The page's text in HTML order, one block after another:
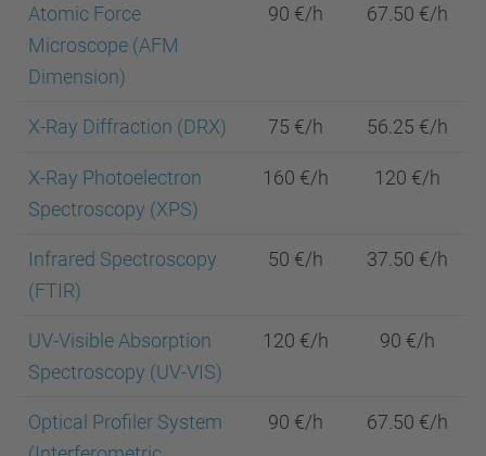
Atomic Force
Microscope (AFM
Dimension)
90 €/h 67.50 €/h
X-Ray Diffraction (DRX) 75 €/h 56.25 €/h
X-Ray Photoelectron
Spectroscopy (XPS)
160 €/h 120 €/h
Infrared Spectroscopy
(FTIR)
50 €/h 37.50 €/h
UV-Visible Absorption
Spectroscopy (UV-VIS)
120 €/h 90 €/h
Optical Profiler System
90 €/h 67.50 €/h